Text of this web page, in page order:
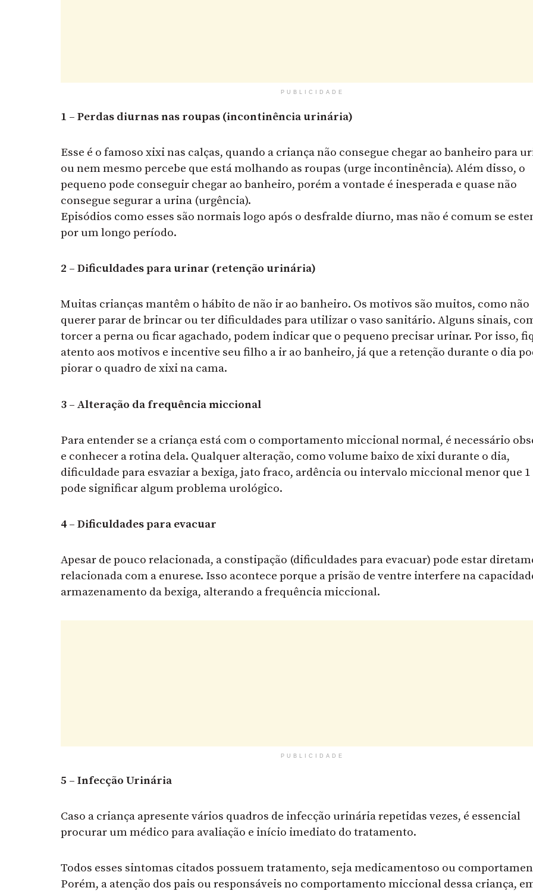
PUBLICIDADE
1 – Perdas diurnas nas roupas (incontinência urinária)
Esse é o famoso xixi nas calças, quando a criança não consegue chegar ao banheiro para
ou nem mesmo percebe que está molhando as roupas (urge incontinência). Além disso, o
pequeno pode conseguir chegar ao banheiro, porém a vontade é inesperada e quase não
consegue segurar a urina (urgência).
Episódios como esses são normais logo após o desfralde diurno, mas não é comum se
por um longo período.
2 – Dificuldades para urinar (retenção urinária)
Muitas crianças mantêm o hábito de não ir ao banheiro. Os motivos são muitos, como não
querer parar de brincar ou ter dificuldades para utilizar o vaso sanitário. Alguns sinais,
torcer a perna ou ficar agachado, podem indicar que o pequeno precisar urinar. Por isso,
atento aos motivos e incentive seu filho a ir ao banheiro, já que a retenção durante o dia
piorar o quadro de xixi na cama.
3 – Alteração da frequência miccional
Para entender se a criança está com o comportamento miccional normal, é necessário
e conhecer a rotina dela. Qualquer alteração, como volume baixo de xixi durante o dia,
dificuldade para esvaziar a bexiga, jato fraco, ardência ou intervalo miccional menor que 1
pode significar algum problema urológico.
4 – Dificuldades para evacuar
Apesar de pouco relacionada, a constipação (dificuldades para evacuar) pode estar
relacionada com a enurese. Isso acontece porque a prisão de ventre interfere na
armazenamento da bexiga, alterando a frequência miccional.
PUBLICIDADE
5 – Infecção Urinária
Caso a criança apresente vários quadros de infecção urinária repetidas vezes, é essencial
procurar um médico para avaliação e início imediato do tratamento.
Todos esses sintomas citados possuem tratamento, seja medicamentoso ou
Porém, a atenção dos pais ou responsáveis no comportamento miccional dessa criança,